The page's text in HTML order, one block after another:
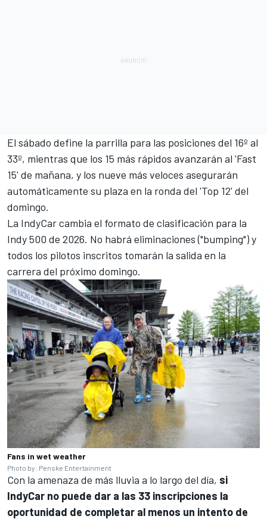
El sábado define la parrilla para las posiciones del 16º al
33º, mientras que los 15 más rápidos avanzarán al 'Fast
15' de mañana, y los nueve más veloces asegurarán
automáticamente su plaza en la ronda del 'Top 12' del
domingo.
La IndyCar cambia el formato de clasificación para la
Indy 500 de 2026. No habrá eliminaciones ("bumping") y
todos los pilotos inscritos tomarán la salida en la
carrera del próximo domingo.
Fans in wet weather
Photo by: Penske Entertainment
Con la amenaza de más lluvia a lo largo del día, si
IndyCar no puede dar a las 33 inscripciones la
oportunidad de completar al menos un intento de